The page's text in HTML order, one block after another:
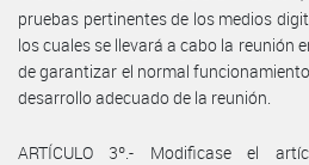
pruebas pertinentes de los medios
los cuales se llevará a cabo la reunión
de garantizar el normal
desarrollo adecuado de la reunión.
ARTÍCULO 3º.- Modificase el